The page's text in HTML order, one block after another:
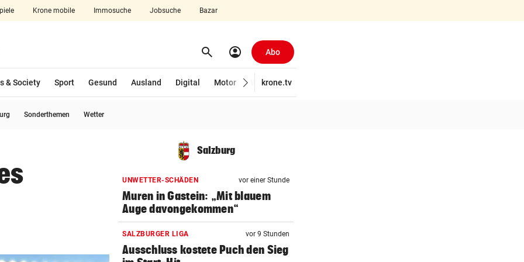
Krone mobile Immosuche Jobsuche Bazar
aufklappen search Suchen
account_circle Abo
& Society Sport Gesund Ausland Digital Motor Wirtschaft
krone.tv
Sonderthemen Wetter
Salzburg
UNWETTER-SCHÄDEN vor einer Stunde
Muren in Gastein: „Mit blauem
Auge davongekommen“
SALZBURGER LIGA vor 9 Stunden
Ausschluss kostete Puch den Sieg